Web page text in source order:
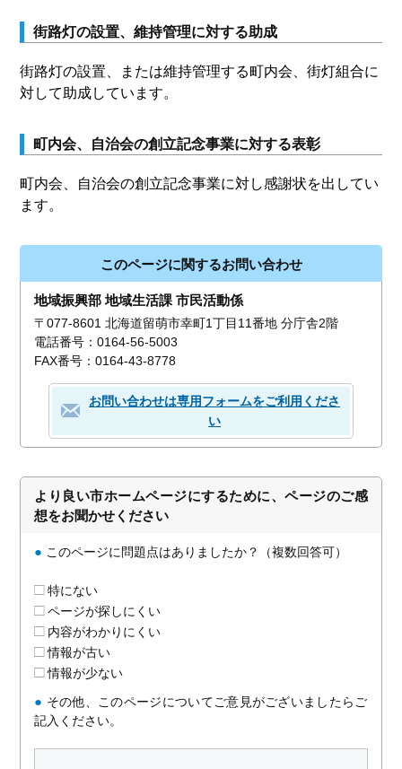
街路灯の設置、維持管理に対する助成
街路灯の設置、または維持管理する町内会、街灯組合に
対して助成しています。
町内会、自治会の創立記念事業に対する表彰
町内会、自治会の創立記念事業に対し感謝状を出してい
ます。
このページに関するお問い合わせ
地域振興部 地域生活課 市民活動係
〒077-8601 北海道留萌市幸町1丁目11番地 分庁舎2階
電話番号：0164-56-5003
FAX番号：0164-43-8778
お問い合わせは専用フォームをご利用くださ
い
より良い市ホームページにするために、ページのご感
想をお聞かせください
● このページに問題点はありましたか？（複数回答可）
特にない
ページが探しにくい
内容がわかりにくい
情報が古い
情報が少ない
● その他、このページについてご意見がございましたらご
記入ください。